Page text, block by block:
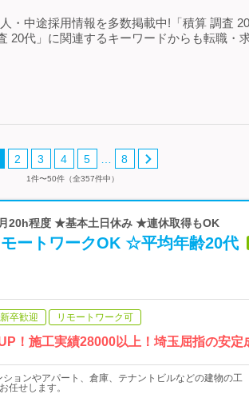
・中途採用情報を多数掲載中!「積算 調査
20代」に関連するキーワードからも転職・
2 3 4 5 8
1件〜50件（全357件中）
20h程度 ★基本土日休み ★連休取得もOK
ートワークOK ☆平均年齢20代
卒歓迎 リモートワーク可
施工実績28000以上！埼玉屈指の安定
ションやアパート、倉庫、テナントビルなどの建物の工
任せします。